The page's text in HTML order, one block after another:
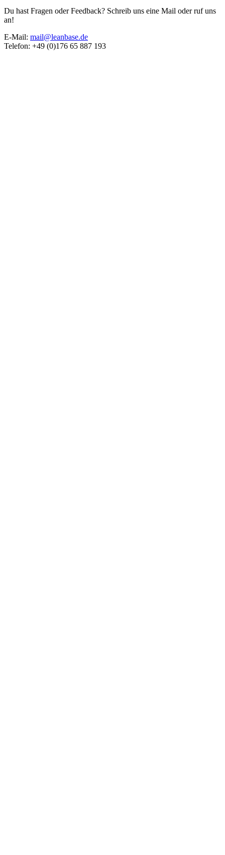
Du hast Fragen oder Feedback? Schreib uns eine Mail oder ruf uns
an!
E-Mail: mail@leanbase.de
Telefon: +49 (0)176 65 887 193